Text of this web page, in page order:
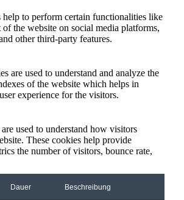
help to perform certain functionalities like
of the website on social media platforms,
other third-party features.
are used to understand and analyze the
of the website which helps in
experience for the visitors.
used to understand how visitors
These cookies help provide
the number of visitors, bounce rate,
Dauer Beschreibung